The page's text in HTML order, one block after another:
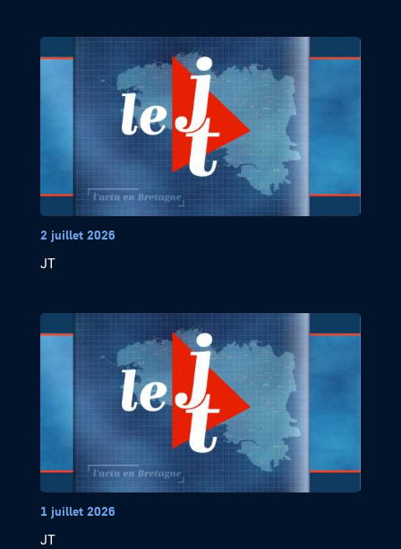
2 juillet 2026
JT
1 juillet 2026
JT